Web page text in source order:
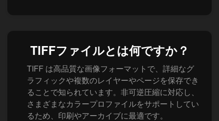
TIFFファイルとは何ですか？
TIFF は高品質な画像フォーマットで、詳細なグ
ラフィックや複数のレイヤーやページを保存でき
ることで知られています。非可逆圧縮に対応し、
さまざまなカラープロファイルをサポートしてい
るため、印刷やアーカイブに最適です。